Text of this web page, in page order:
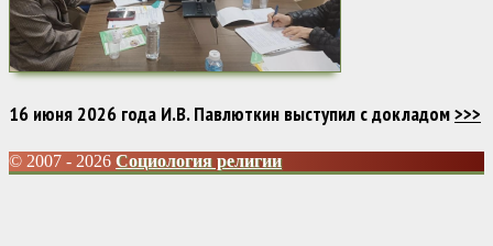
16 июня 2026 года И.В. Павлюткин выступил с докладом>>>
© 2007 - 2026 Социология религии